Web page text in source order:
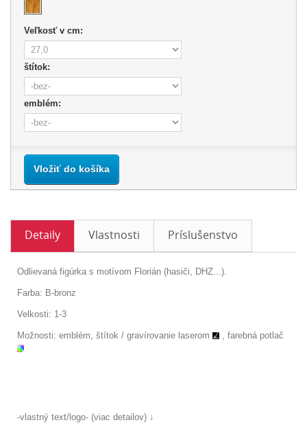
Veľkosť v cm:
štítok:
emblém:
Vložiť do košíka
Detaily Vlastnosti Príslušenstvo
Odlievaná figúrka s motívom Florián (hasiči, DHZ...).
Farba: B-bronz
Velkosti: 1-3
Možnosti: emblém, štítok / gravírovanie laserom , farebná potlač
-vlastný text/logo- (viac detailov) ↓